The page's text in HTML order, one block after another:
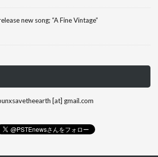
new song; “A Fine Vintage”
[at] gmail.com